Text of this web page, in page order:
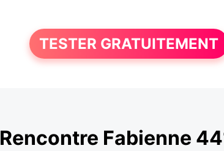
TESTER GRATUITEMENT
Rencontre Fabienne